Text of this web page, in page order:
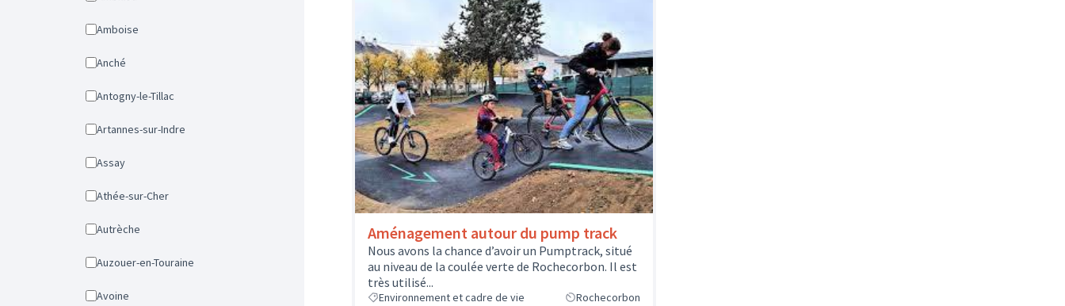
Amboise
Anché
Antogny-le-Tillac
Artannes-sur-Indre
Assay
Athée-sur-Cher
Autrèche
Auzouer-en-Touraine
Avoine
Aménagement autour du pump track
Nous avons la chance d’avoir un Pumptrack, situé
au niveau de la coulée verte de Rochecorbon. Il est
très utilisé...
Environnement et cadre de vie Rochecorbon